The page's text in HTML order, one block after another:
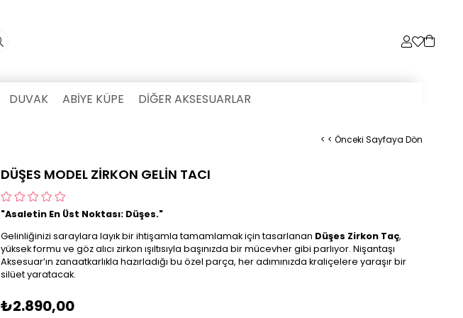
DUVAK ABİYE KÜPE DİĞER AKSESUARLAR
< < Önceki Sayfaya Dön
DÜŞES MODEL ZİRKON GELİN TACI
"Asaletin En Üst Noktası: Düşes."
Gelinliğinizi saraylara layık bir ihtişamla tamamlamak için tasarlanan Düşes Zirkon Taç,
yüksek formu ve göz alıcı zirkon ışıltısıyla başınızda bir mücevher gibi parlıyor. Nişantaşı
Aksesuar’ın zanaatkarlıkla hazırladığı bu özel parça, her adımınızda kraliçelere yaraşır bir
silüet yaratacak.
₺2.890,00